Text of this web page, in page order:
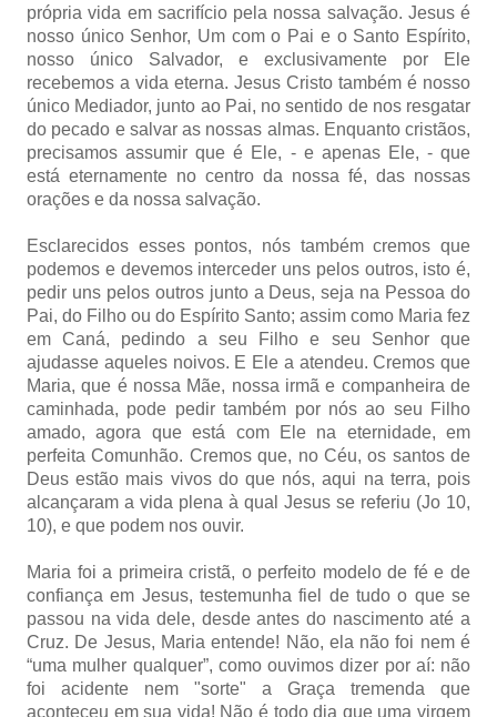
própria vida em sacrifício pela nossa salvação. Jesus é
nosso único Senhor, Um com o Pai e o Santo Espírito,
nosso único Salvador, e exclusivamente por Ele
recebemos a vida eterna. Jesus Cristo também é nosso
único Mediador, junto ao Pai, no sentido de nos resgatar
do pecado e salvar as nossas almas. Enquanto cristãos,
precisamos assumir que é Ele, - e apenas Ele, - que
está eternamente no centro da nossa fé, das nossas
orações e da nossa salvação.
Esclarecidos esses pontos, nós também cremos que
podemos e devemos interceder uns pelos outros, isto é,
pedir uns pelos outros junto a Deus, seja na Pessoa do
Pai, do Filho ou do Espírito Santo; assim como Maria fez
em Caná, pedindo a seu Filho e seu Senhor que
ajudasse aqueles noivos. E Ele a atendeu. Cremos que
Maria, que é nossa Mãe, nossa irmã e companheira de
caminhada, pode pedir também por nós ao seu Filho
amado, agora que está com Ele na eternidade, em
perfeita Comunhão. Cremos que, no Céu, os santos de
Deus estão mais vivos do que nós, aqui na terra, pois
alcançaram a vida plena à qual Jesus se referiu (Jo 10,
10), e que podem nos ouvir.
Maria foi a primeira cristã, o perfeito modelo de fé e de
confiança em Jesus, testemunha fiel de tudo o que se
passou na vida dele, desde antes do nascimento até a
Cruz. De Jesus, Maria entende! Não, ela não foi nem é
“uma mulher qualquer”, como ouvimos dizer por aí: não
foi acidente nem "sorte" a Graça tremenda que
aconteceu em sua vida! Não é todo dia que uma virgem